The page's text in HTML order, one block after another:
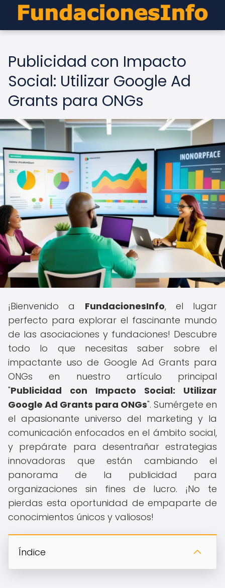
Publicidad con Impacto
Social: Utilizar Google Ad
Grants para ONGs
¡Bienvenido a FundacionesInfo, el lugar
perfecto para explorar el fascinante mundo
de las asociaciones y fundaciones! Descubre
todo lo que necesitas saber sobre el
impactante uso de Google Ad Grants para
ONGs en nuestro artículo principal
"Publicidad con Impacto Social: Utilizar
Google Ad Grants para ONGs". Sumérgete en
el apasionante universo del marketing y la
comunicación enfocados en el ámbito social,
y prepárate para desentrañar estrategias
innovadoras que están cambiando el
panorama de la publicidad para
organizaciones sin fines de lucro. ¡No te
pierdas esta oportunidad de empaparte de
conocimientos únicos y valiosos!
Índice